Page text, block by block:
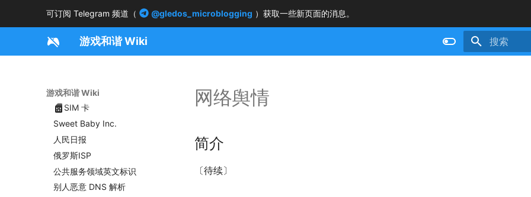
可订阅 Telegram 频道（ @gledos_microblogging ）获取一些新页面的消息。
游戏和谐 Wiki
游戏和谐 Wiki
Safe Browsing
苏州中学食堂
VCB-Studio
枫叶香蕉
SIM 卡
Sweet Baby Inc.
人民日报
俄罗斯ISP
公共服务领域英文标识
别人恶意 DNS 解析
网络舆情
简介
〔待续〕